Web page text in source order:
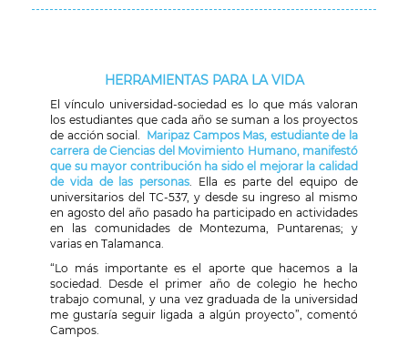
HERRAMIENTAS PARA LA VIDA
El vínculo universidad-sociedad es lo que más valoran
los estudiantes que cada año se suman a los proyectos
de acción social. Maripaz Campos Mas, estudiante de la
carrera de Ciencias del Movimiento Humano, manifestó
que su mayor contribución ha sido el mejorar la calidad
de vida de las personas . Ella es parte del equipo de
universitarios del TC-537, y desde su ingreso al mismo
en agosto del año pasado ha participado en actividades
en las comunidades de Montezuma, Puntarenas; y
varias en Talamanca.
“Lo más importante es el aporte que hacemos a la
sociedad. Desde el primer año de colegio he hecho
trabajo comunal, y una vez graduada de la universidad
me gustaría seguir ligada a algún proyecto”, comentó
Campos.